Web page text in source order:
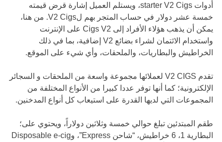
أدوات starter V2 Cigs، ويستلم العميل إشارة قرض قيمته
خمسة عشر دولار في حساب المتجر بهم لV2 Cigs. من هنا،
يمكن أن يذهب هؤلاء الأفراد إلى Cigs V2 على الإنترنت
واستخدام الائتمان لشراء بضائع V2 إضافية، بما في ذلك
الخراطيش والبطاريات، والملحقات، وأي شيء على الموقع.
تقدم V2 CIGS لعملائها مجموعة واسعة من الملحقات و السجائر
الإلكترونية؛ كما أنها توفر عددا كبيرا من الأنواع المختلفة من
المجموعات التي لديها القدرة على استيعاب كل أنواع المدخنين.
طقم المبتدئين تبلغ حوالي خمسة وثلاثين دولاراً، ويحتوي على؛
البطارية 1، 6 خراطيش، “شاحن Express”، وDisposable e-cig